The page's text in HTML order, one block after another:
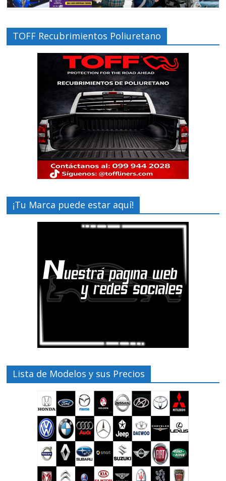
TOFF Recubrimientos Poliuretano
¡Tu Marca puede estar aquí!
Lista de Modelos y sus Precios